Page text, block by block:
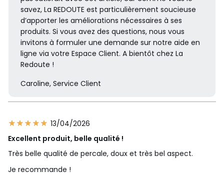
savez, La REDOUTE est particulièrement soucieuse
d’apporter les améliorations nécessaires à ses
produits. Si vous avez des questions, nous vous
invitons à formuler une demande sur notre aide en
ligne via votre Espace Client. A bientôt chez La
Redoute !
Caroline, Service Client
13/04/2026
Excellent produit, belle qualité !
Très belle qualité de percale, doux et très bel aspect.
Je recommande !